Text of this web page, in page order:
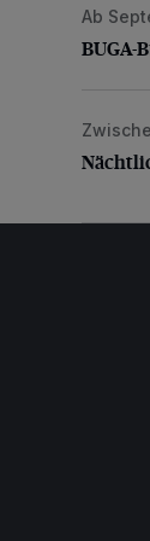
BUGA-
Ab
BUGA-